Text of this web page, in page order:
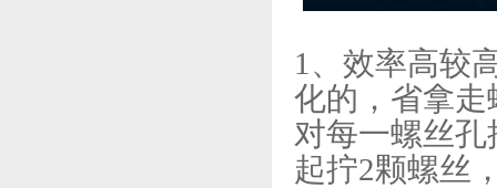
1、效率高较
化的，省拿
对每一螺丝
起拧2颗螺丝